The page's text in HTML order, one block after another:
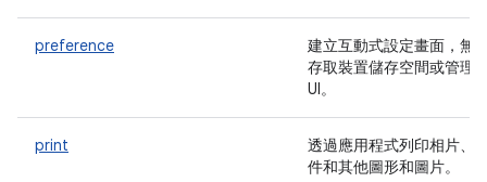
preference
建立互動式設定畫面，無
存取裝置儲存空間或管理
UI。
print
透過應用程式列印相片、
件和其他圖形和圖片。